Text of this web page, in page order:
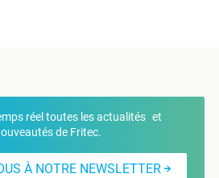
réel toutes les actualités et
de Fritec.
À NOTRE NEWSLETTER